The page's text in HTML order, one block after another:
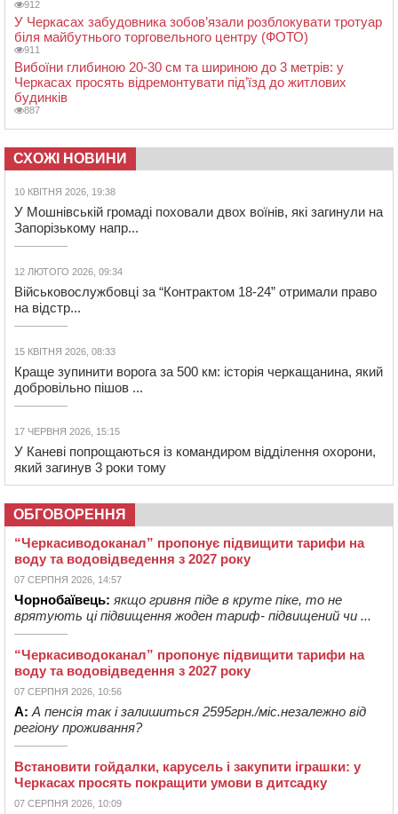
912
У Черкасах забудовника зобов’язали розблокувати тротуар
біля майбутнього торговельного центру (ФОТО)
911
Вибоїни глибиною 20-30 см та шириною до 3 метрів: у
Черкасах просять відремонтувати під’їзд до житлових
будинків
887
СХОЖІ НОВИНИ
10 КВІТНЯ 2026, 19:38
У Мошнівській громаді поховали двох воїнів, які загинули на
Запорізькому напр...
12 ЛЮТОГО 2026, 09:34
Військовослужбовці за “Контрактом 18-24” отримали право
на відстр...
15 КВІТНЯ 2026, 08:33
Краще зупинити ворога за 500 км: історія черкащанина, який
добровільно пішов ...
17 ЧЕРВНЯ 2026, 15:15
У Каневі попрощаються із командиром відділення охорони,
який загинув 3 роки тому
ОБГОВОРЕННЯ
“Черкасиводоканал” пропонує підвищити тарифи на
воду та водовідведення з 2027 року
07 СЕРПНЯ 2026, 14:57
Чорнобаївець: якщо гривня піде в круте піке, то не
врятують ці підвищення жоден тариф- підвищений чи ...
“Черкасиводоканал” пропонує підвищити тарифи на
воду та водовідведення з 2027 року
07 СЕРПНЯ 2026, 10:56
А: А пенсія так і залишиться 2595грн./міс.незалежно від
регіону проживання?
Встановити гойдалки, карусель і закупити іграшки: у
Черкасах просять покращити умови в дитсадку
07 СЕРПНЯ 2026, 10:09